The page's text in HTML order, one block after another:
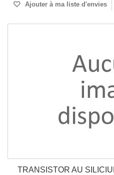
Ajouter à ma liste d'envies
TRANSISTOR AU